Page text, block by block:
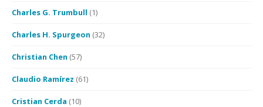
Charles G. Trumbull (1)
Charles H. Spurgeon (32)
Christian Chen (57)
Claudio Ramírez (61)
Cristian Cerda (10)